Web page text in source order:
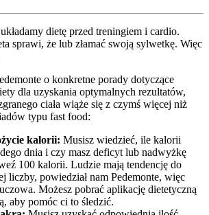
dietę przed treningiem i cardio.
sprawi, że lub złamać swoją sylwetkę. Więc
o konkretne porady dotyczące
dla uzyskania optymalnych rezultatów,
ciała wiąże się z czymś więcej niż
typu fast food:
kalorii: Musisz wiedzieć, ile kalorii
dnia i czy masz deficyt lub nadwyżkę
100 kalorii. Ludzie mają tendencję do
liczby, powiedział nam Pedemonte, więc
Możesz pobrać aplikację dietetyczną
aby pomóc ci to śledzić.